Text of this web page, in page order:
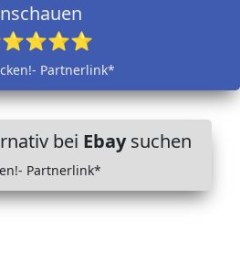
Partnerlink*
bei Ebaysuchen
Partnerlink*